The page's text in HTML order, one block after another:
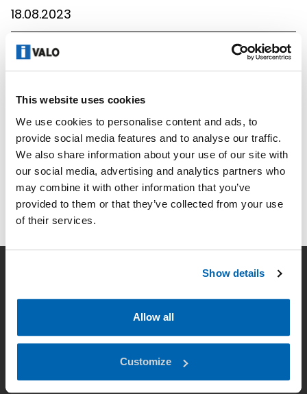
This website uses cookies
We use cookies to personalise content and ads, to
provide social media features and to analyse our traffic.
We also share information about your use of our site with
our social media, advertising and analytics partners who
may combine it with other information that you’ve
provided to them or that they’ve collected from your use
of their services.
Show details
Allow all
Customize
18.08.2023
ELFACK 2023
UTNÄMNING
11.01.2022
VÄLKOMMEN TILL ELMÄSSAN NORR 2019
11.09.2019
Nyheter
Dataskydd